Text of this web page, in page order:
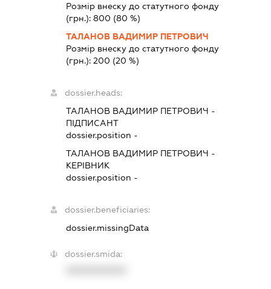
Розмір внеску до статутного фонду
(грн.): 800 (80 %)
ТАЛАНОВ ВАДИМИР ПЕТРОВИЧ
Розмір внеску до статутного фонду
(грн.): 200 (20 %)
dossier.heads:
ТАЛАНОВ ВАДИМИР ПЕТРОВИЧ -
ПІДПИСАНТ
dossier.position -
ТАЛАНОВ ВАДИМИР ПЕТРОВИЧ -
КЕРІВНИК
dossier.position -
dossier.beneficiaries:
dossier.missingData
dossier.smida: